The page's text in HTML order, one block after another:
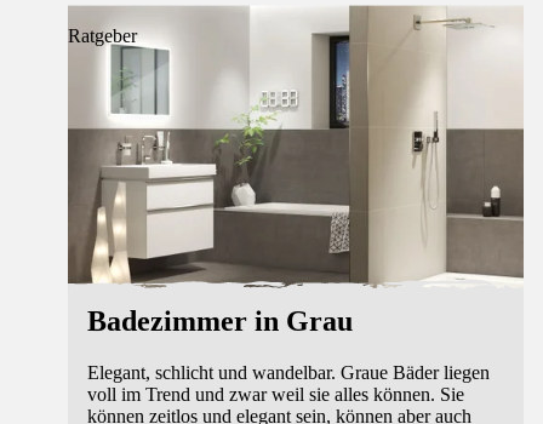
Ratgeber
Badezimmer in Grau
Elegant, schlicht und wandelbar. Graue Bäder liegen
voll im Trend und zwar weil sie alles können. Sie
können zeitlos und elegant sein, können aber auch